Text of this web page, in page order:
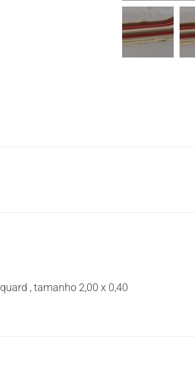
, tamanho 2,00 x 0,40